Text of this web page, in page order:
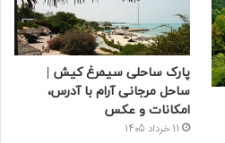
پارک ساحلی سیمرغ کیش |
ساحل مرجانی آرام با آدرس،
امکانات و عکس
11 خرداد 1405